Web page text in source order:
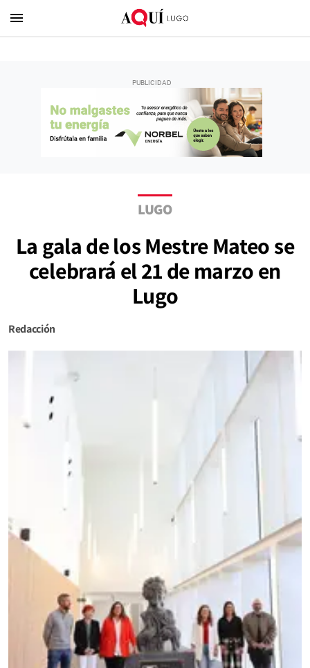
menu
LUGO
La gala de los Mestre Mateo se
celebrará el 21 de marzo en
Lugo
Redacción